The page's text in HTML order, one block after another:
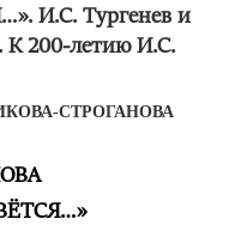
И.С. Тургенев и
К 200-летию И.С.
СТРОГАНОВА